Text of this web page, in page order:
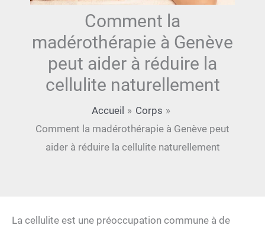
Comment la
madérothérapie à Genève
peut aider à réduire la
cellulite naturellement
Accueil
Corps
Comment la madérothérapie à Genève peut
aider à réduire la cellulite naturellement
La cellulite est une préoccupation commune à de